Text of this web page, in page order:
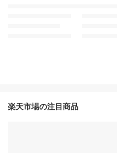
楽天市場の注目商品